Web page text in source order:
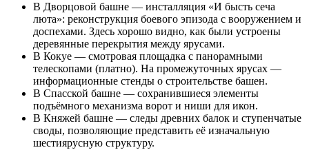
В Дворцовой башне — инсталляция «И бысть сеча
люта»: реконструкция боевого эпизода с вооружением и
доспехами. Здесь хорошо видно, как были устроены
деревянные перекрытия между ярусами.
В Кокуе — смотровая площадка с панорамными
телескопами (платно). На промежуточных ярусах —
информационные стенды о строительстве башен.
В Спасской башне — сохранившиеся элементы
подъёмного механизма ворот и ниши для икон.
В Княжей башне — следы древних балок и ступенчатые
своды, позволяющие представить её изначальную
шестиярусную структуру.